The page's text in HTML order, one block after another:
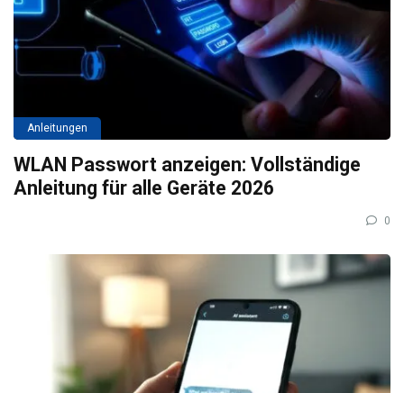
Anleitungen
WLAN Passwort anzeigen: Vollständige
Anleitung für alle Geräte 2026
0